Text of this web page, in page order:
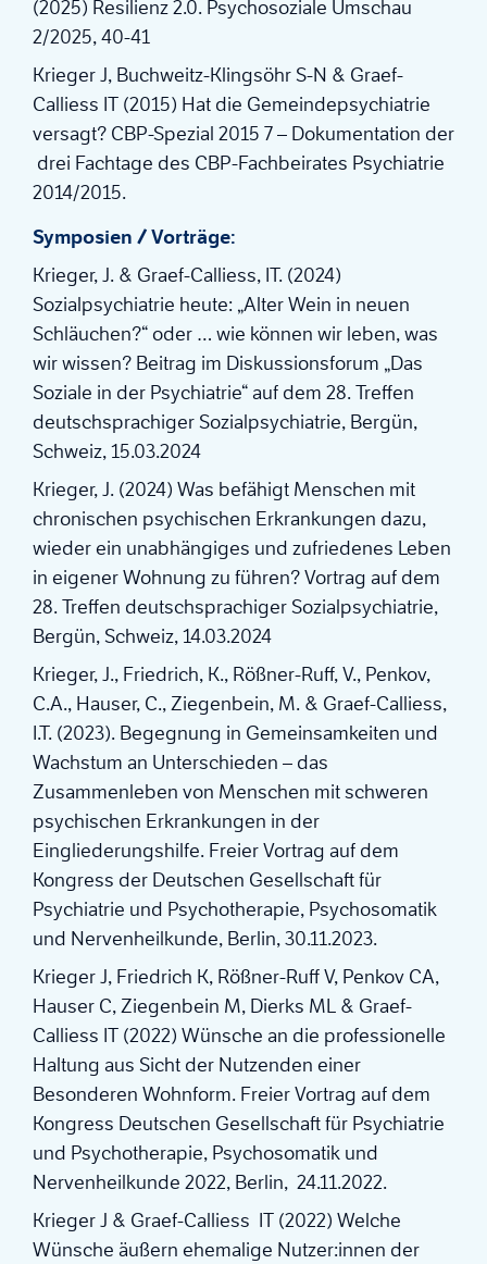
(2025) Resilienz 2.0. Psychosoziale Umschau
2/2025, 40-41
Krieger J, Buchweitz-Klingsöhr S-N & Graef-
Calliess IT (2015) Hat die Gemeindepsychiatrie
versagt? CBP-Spezial 2015 7 – Dokumentation der
drei Fachtage des CBP-Fachbeirates Psychiatrie
2014/2015.
Symposien / Vorträge:
Krieger, J. & Graef-Calliess, IT. (2024)
Sozialpsychiatrie heute: „Alter Wein in neuen
Schläuchen?“ oder … wie können wir leben, was
wir wissen? Beitrag im Diskussionsforum „Das
Soziale in der Psychiatrie“ auf dem 28. Treffen
deutschsprachiger Sozialpsychiatrie, Bergün,
Schweiz, 15.03.2024
Krieger, J. (2024) Was befähigt Menschen mit
chronischen psychischen Erkrankungen dazu,
wieder ein unabhängiges und zufriedenes Leben
in eigener Wohnung zu führen? Vortrag auf dem
28. Treffen deutschsprachiger Sozialpsychiatrie,
Bergün, Schweiz, 14.03.2024
Krieger, J., Friedrich, K., Rößner-Ruff, V., Penkov,
C.A., Hauser, C., Ziegenbein, M. & Graef-Calliess,
I.T. (2023). Begegnung in Gemeinsamkeiten und
Wachstum an Unterschieden – das
Zusammenleben von Menschen mit schweren
psychischen Erkrankungen in der
Eingliederungshilfe. Freier Vortrag auf dem
Kongress der Deutschen Gesellschaft für
Psychiatrie und Psychotherapie, Psychosomatik
und Nervenheilkunde, Berlin, 30.11.2023.
Krieger J, Friedrich K, Rößner-Ruff V, Penkov CA,
Hauser C, Ziegenbein M, Dierks ML & Graef-
Calliess IT (2022) Wünsche an die professionelle
Haltung aus Sicht der Nutzenden einer
Besonderen Wohnform. Freier Vortrag auf dem
Kongress Deutschen Gesellschaft für Psychiatrie
und Psychotherapie, Psychosomatik und
Nervenheilkunde 2022, Berlin, 24.11.2022.
Krieger J & Graef-Calliess IT (2022) Welche
Wünsche äußern ehemalige Nutzer:innen der